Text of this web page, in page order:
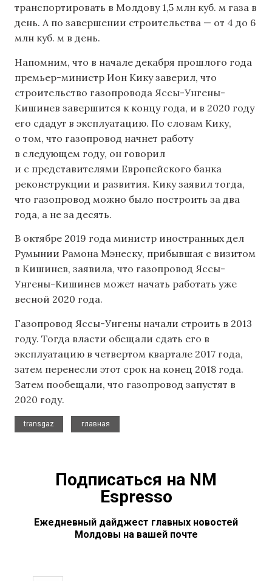
транспортировать в Молдову 1,5 млн куб. м газа в
день. А по завершении строительства — от 4 до 6
млн куб. м в день.
Напомним, что в начале декабря прошлого года
премьер-министр Ион Кику заверил, что
строительство газопровода Яссы-Унгены-
Кишинев завершится к концу года, и в 2020 году
его сдадут в эксплуатацию. По словам Кику,
о том, что газопровод начнет работу
в следующем году, он говорил
и с представителями Европейского банка
реконструкции и развития. Кику заявил тогда,
что газопровод можно было построить за два
года, а не за десять.
В октябре 2019 года министр иностранных дел
Румынии Рамона Мэнеску, прибывшая с визитом
в Кишинев, заявила, что газопровод Яссы-
Унгены-Кишинев может начать работать уже
весной 2020 года.
Газопровод Яссы-Унгены начали строить в 2013
году. Тогда власти обещали сдать его в
эксплуатацию в четвертом квартале 2017 года,
затем перенесли этот срок на конец 2018 года.
Затем пообещали, что газопровод запустят в
2020 году.
transgaz
главная
Подписаться на NM
Espresso
Ежедневный дайджест главных новостей
Молдовы на вашей почте